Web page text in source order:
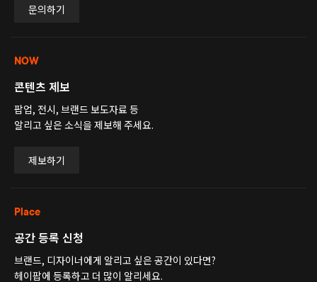
문의하기
NOW
콘텐츠 제보
팝업, 전시, 브랜드 보도자료 등
알리고 싶은 소식을 제보해 주세요.
제보하기
Place
공간 등록 신청
브랜드, 디자이너에게 알리고 싶은 공간이 있다면?
헤이팝에 등록하고 더 많이 알리세요.